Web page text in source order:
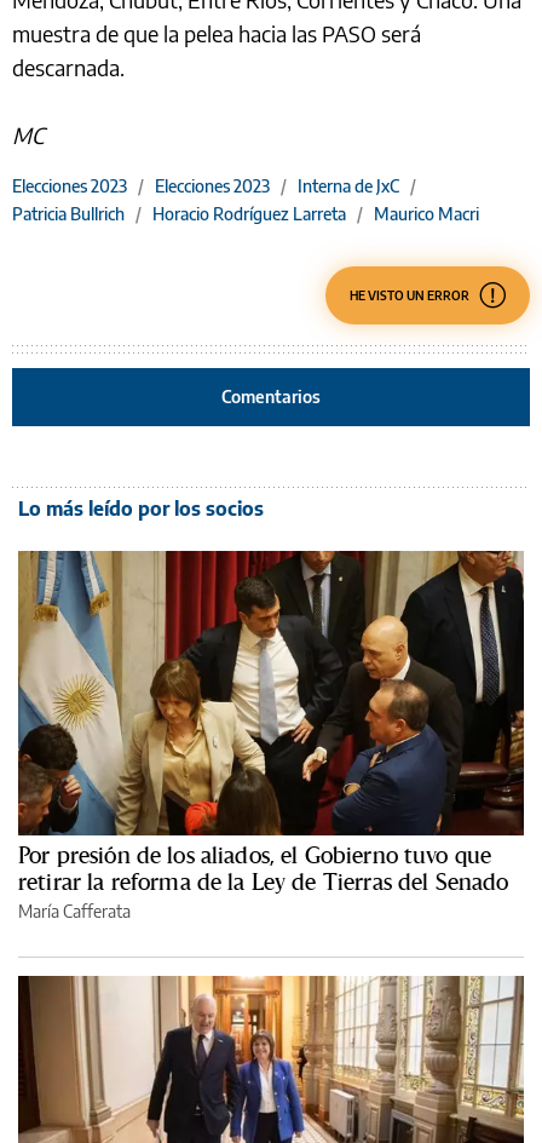
muestra de que la pelea hacia las PASO será
descarnada.
MC
Elecciones 2023 / Elecciones 2023 / Interna de JxC /
Patricia Bullrich / Horacio Rodríguez Larreta / Maurico Macri
HE VISTO UN ERROR
Comentarios
Lo más leído por los socios
Por presión de los aliados, el Gobierno tuvo que
retirar la reforma de la Ley de Tierras del Senado
María Cafferata